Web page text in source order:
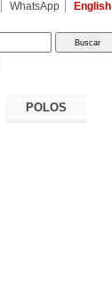
WhatsApp English
POLOS